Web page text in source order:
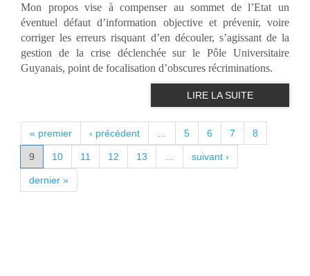
Mon propos vise à compenser au sommet de l’Etat un
éventuel défaut d’information objective et prévenir, voire
corriger les erreurs risquant d’en découler, s’agissant de la
gestion de la crise déclenchée sur le Pôle Universitaire
Guyanais, point de focalisation d’obscures récriminations.
LIRE LA SUITE
PAGES
« premier ‹ précédent 5 6 7 8
9 10 11 12 13 suivant ›
dernier »